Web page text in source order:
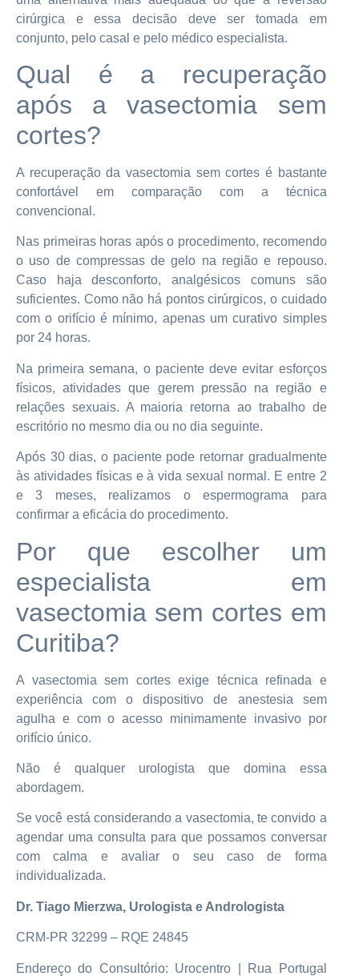
cirúrgica e essa decisão deve ser tomada em
conjunto, pelo casal e pelo médico especialista.
Qual é a recuperação
após a vasectomia sem
cortes?
A recuperação da vasectomia sem cortes é bastante
confortável em comparação com a técnica
convencional.
Nas primeiras horas após o procedimento, recomendo
o uso de compressas de gelo na região e repouso.
Caso haja desconforto, analgésicos comuns são
suficientes. Como não há pontos cirúrgicos, o cuidado
com o orifício é mínimo, apenas um curativo simples
por 24 horas.
Na primeira semana, o paciente deve evitar esforços
físicos, atividades que gerem pressão na região e
relações sexuais. A maioria retorna ao trabalho de
escritório no mesmo dia ou no dia seguinte.
Após 30 dias, o paciente pode retornar gradualmente
às atividades físicas e à vida sexual normal. E entre 2
e 3 meses, realizamos o espermograma para
confirmar a eficácia do procedimento.
Por que escolher um
especialista em
vasectomia sem cortes em
Curitiba?
A vasectomia sem cortes exige técnica refinada e
experiência com o dispositivo de anestesia sem
agulha e com o acesso minimamente invasivo por
orifício único.
Não é qualquer urologista que domina essa
abordagem.
Se você está considerando a vasectomia, te convido a
agendar uma consulta para que possamos conversar
com calma e avaliar o seu caso de forma
individualizada.
Dr. Tiago Mierzwa, Urologista e Andrologista
CRM-PR 32299 – RQE 24845
Endereço do Consultório: Urocentro | Rua Portugal